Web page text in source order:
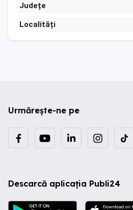
Județe
Localități
Urmărește-ne pe
Descarcă aplicația Publi24